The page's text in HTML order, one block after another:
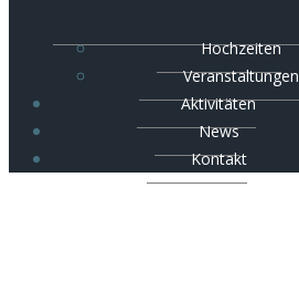
Hochzeiten
Veranstaltungen
Aktivitäten
News
Kontakt